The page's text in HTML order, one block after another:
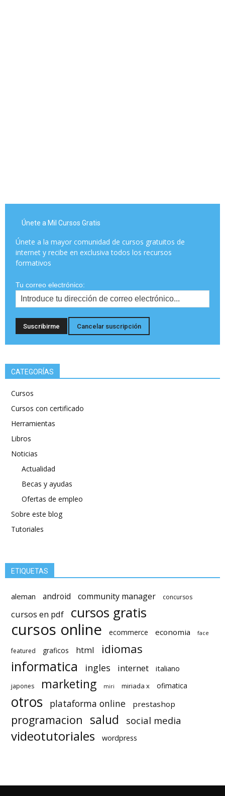
Únete a Mil Cursos Gratis
Únete a la mayor comunidad de cursos gratuitos de
internet y recibe en exclusiva todos los recursos
formativos
Tu correo electrónico:
CATEGORÍAS
Cursos
Cursos con certificado
Herramientas
Libros
Noticias
Actualidad
Becas y ayudas
Ofertas de empleo
Sobre este blog
Tutoriales
ETIQUETAS
aleman android community manager concursos
cursos en pdf cursos gratis
cursos online ecommerce economia face
featured graficos html idiomas
informatica ingles internet italiano
japones marketing miri miriada x ofimatica
otros plataforma online prestashop
programacion salud social media
videotutoriales wordpress